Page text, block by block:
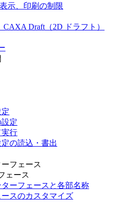
示、印刷の制限
Draft（2D ドラフト）
定
行
の読込・書出
フェース
ェース
ーフェースと各部名称
スのカスタマイズ